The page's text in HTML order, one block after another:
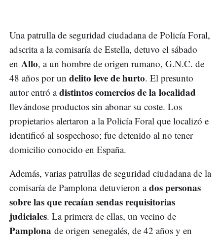
Una patrulla de seguridad ciudadana de Policía Foral,
adscrita a la comisaría de Estella, detuvo el sábado
en Allo, a un hombre de origen rumano, G.N.C. de
48 años por un delito leve de hurto. El presunto
autor entró adistintos comercios de la localidad
llevándose productos sin abonar su coste. Los
propietarios alertaron a la Policía Foral que localizó e
identificó al sospechoso; fue detenido al no tener
domicilio conocido en España.
Además, varias patrullas de seguridad ciudadana de la
comisaría de Pamplona detuvieron ados personas
sobre las que recaían sendas requisitorias
judiciales. La primera de ellas, un vecino de
Pamplona de origen senegalés, de 42 años y en